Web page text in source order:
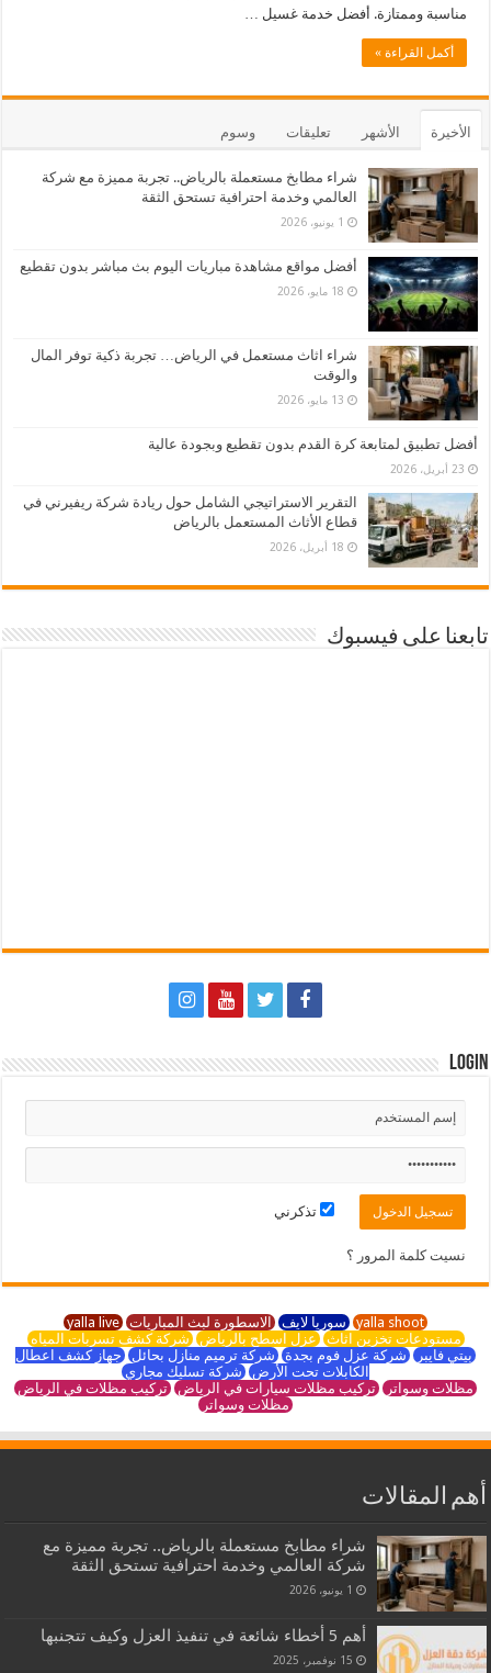
مناسبة وممتازة. أفضل خدمة غسيل …
أكمل القراءة »
الأخيرة الأشهر تعليقات وسوم
شراء مطابخ مستعملة بالرياض.. تجربة مميزة مع شركة
العالمي وخدمة احترافية تستحق الثقة
1 يونيو، 2026
أفضل مواقع مشاهدة مباريات اليوم بث مباشر بدون تقطيع
18 مايو، 2026
شراء اثاث مستعمل في الرياض… تجربة ذكية توفر المال
والوقت
13 مايو، 2026
أفضل تطبيق لمتابعة كرة القدم بدون تقطيع وبجودة عالية
23 أبريل، 2026
التقرير الاستراتيجي الشامل حول ريادة شركة ريفيرني في
قطاع الأثاث المستعمل بالرياض
18 أبريل، 2026
تابعنا على فيسبوك
Login
تذكرني
نسيت كلمة المرور ؟
yalla shoot سوريا لايف الاسطورة لبث المباريات yalla live
مستودعات تخزين اثاث عزل اسطح بالرياض شركة كشف تسربات المياه
بيتي فايبر شركة عزل فوم بجدة شركة ترميم منازل بحائل جهاز كشف اعطال
الكابلات تحت الأرض شركة تسليك مجاري
مظلات وسواتر تركيب مظلات سيارات في الرياض تركيب مظلات في الرياض
مظلات وسواتر
أهم المقالات
شراء مطابخ مستعملة بالرياض.. تجربة مميزة مع
شركة العالمي وخدمة احترافية تستحق الثقة
1 يونيو، 2026
أهم 5 أخطاء شائعة في تنفيذ العزل وكيف تتجنبها
15 نوفمبر، 2025